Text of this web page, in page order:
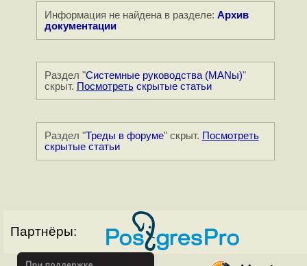
Информация не найдена в разделе: Архив
документации
Раздел "Системные руководства (MANы)"
скрыт. Посмотретьскрытые статьи
Раздел "Треды в форуме" скрыт. Посмотреть
скрытые статьи
Партнёры: